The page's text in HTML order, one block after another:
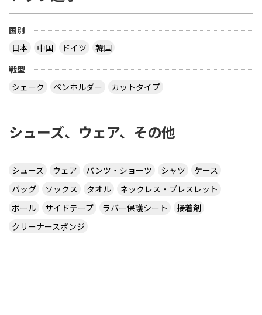
国別
日本
中国 ドイツ
韓国
戦型
シェーク
ペンホルダー カットタイプ
シューズ、ウェア、その他
シューズ ウェア パンツ・ショーツ シャツ
ケース
バッグ
ソックス タオル
ネックレス・ブレスレット
ボール
サイドテープ ラバー保護シート
接着剤
クリーナースポンジ